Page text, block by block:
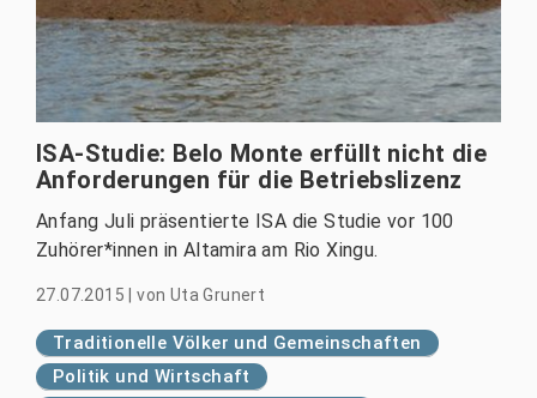
ISA-Studie: Belo Monte erfüllt nicht die
Anforderungen für die Betriebslizenz
Anfang Juli präsentierte ISA die Studie vor 100
Zuhörer*innen in Altamira am Rio Xingu.
27.07.2015 |von Uta Grunert
Traditionelle Völker und Gemeinschaften
Politik und Wirtschaft